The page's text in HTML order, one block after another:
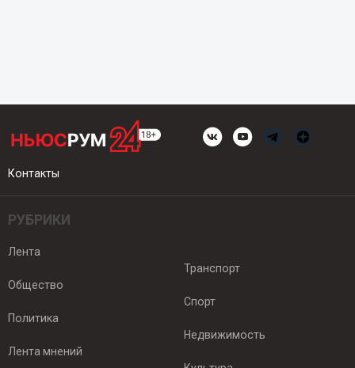
Контакты
РУБРИКИ
Лента
Общество
Политика
Лента мнений
Транспорт
Спорт
Недвижимость